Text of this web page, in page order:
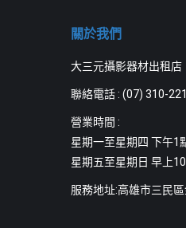
關於我們
大三元攝影器材出租店
聯絡電話 : (07) 310-
營業時間 :
星期一至星期四 下午1
星期五至星期日 早上
服務地址:高雄市三民